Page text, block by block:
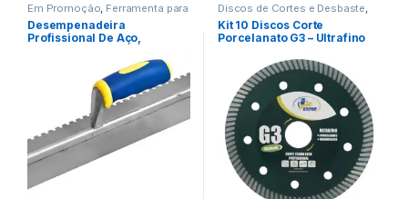
Em Promoção, Ferramenta para
Construção Civil,
Desempenadeira
Profissional De Aço,
Discos de Cortes e Desbaste,
Em Promoção ,Ferramentas
Kit 10 Discos Corte
Porcelanato G3 – Ultrafino